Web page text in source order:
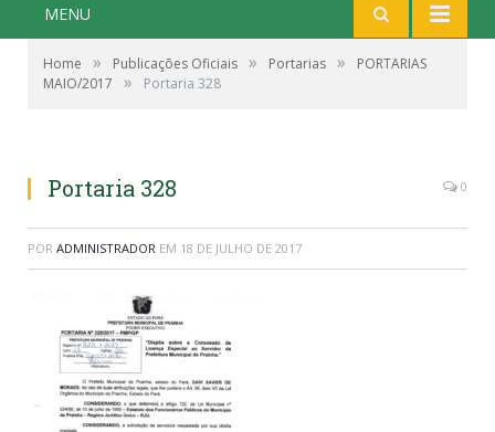
MENU
Home » Publicações Oficiais » Portarias »
PORTARIAS
MAIO/2017
» Portaria 328
Portaria 328 0
POR ADMINISTRADOR EM 18 DE JULHO DE 2017